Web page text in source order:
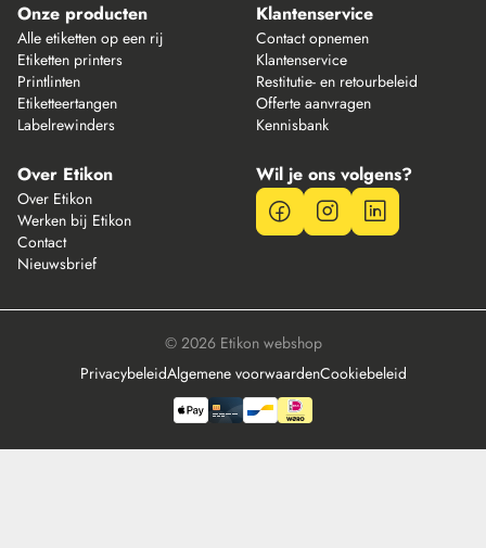
Onze producten
Alle etiketten op een rij
Etiketten printers
Printlinten
Etiketteertangen
Labelrewinders
Klantenservice
Contact opnemen
Klantenservice
Restitutie- en retourbeleid
Offerte aanvragen
Kennisbank
Over Etikon
Over Etikon
Werken bij Etikon
Contact
Nieuwsbrief
Wil je ons volgens?
© 2026 Etikon webshop
PrivacybeleidAlgemene voorwaardenCookiebeleid